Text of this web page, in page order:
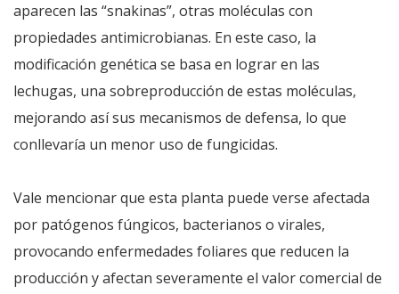
aparecen las “snakinas”, otras moléculas con
propiedades antimicrobianas. En este caso, la
modificación genética se basa en lograr en las
lechugas, una sobreproducción de estas moléculas,
mejorando así sus mecanismos de defensa, lo que
conllevaría un menor uso de fungicidas.
Vale mencionar que esta planta puede verse afectada
por patógenos fúngicos, bacterianos o virales,
provocando enfermedades foliares que reducen la
producción y afectan severamente el valor comercial de